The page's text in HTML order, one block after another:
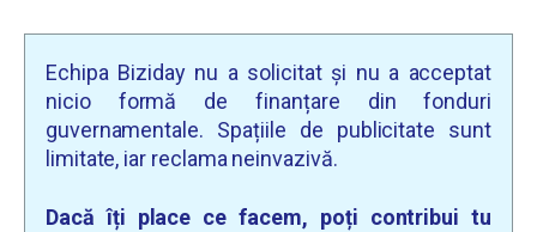
Echipa Biziday nu a solicitat și nu a acceptat
nicio formă de finanțare din fonduri
guvernamentale. Spațiile de publicitate sunt
limitate, iar reclama neinvazivă.
Dacă îți place ce facem, poți contribui tu